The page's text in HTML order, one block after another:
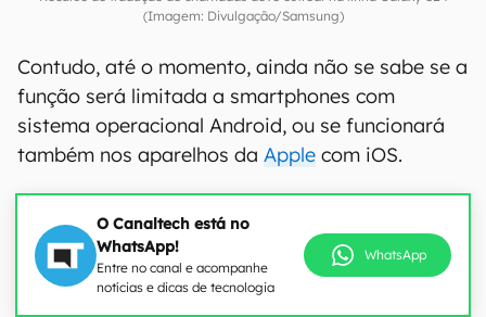
(Imagem: Divulgação/Samsung)
Contudo, até o momento, ainda não se sabe se a
função será limitada a smartphones com
sistema operacional Android, ou se funcionará
também nos aparelhos da Apple com iOS.
O Canaltech está no
WhatsApp!
Entre no canal e acompanhe
notícias e dicas de tecnologia
WhatsApp